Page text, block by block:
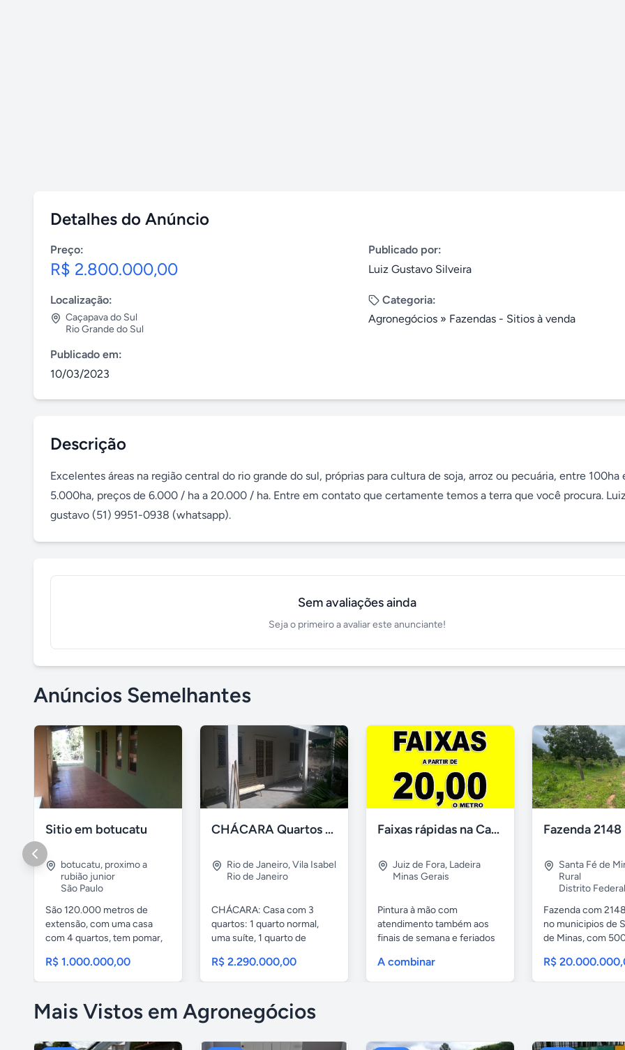
Detalhes do Anúncio
Preço:
R$ 2.800.000,00
Publicado por:
Luiz Gustavo Silveira
Localização:
Caçapava do Sul
Rio Grande do Sul
Categoria:
Agronegócios » Fazendas - Sitios à venda
Publicado em:
10/03/2023
Descrição
Excelentes áreas na região central do rio grande do sul, próprias para cultura de soja, arroz ou pecuária, entre 100ha
5.000ha, preços de 6.000 / ha a 20.000 / ha. Entre em contato que certamente temos a terra que você procura.
gustavo (51) 9951-0938 (whatsapp).
Sem avaliações ainda
Seja o primeiro a avaliar este anunciante!
Anúncios Semelhantes
Sitio em botucatu
botucatu, proximo a
rubião junior
São Paulo
São 120.000 metros de
extensão, com uma casa
com 4 quartos, tem pomar,
R$ 1.000.000,00
CHÁCARA Quartos Suíte Árvores Frutíferas, "É Ver e Comprar".
Rio de Janeiro,Vila Isabel
Rio de Janeiro
CHÁCARA: Casa com 3
quartos: 1 quarto normal,
uma suíte, 1 quarto de
R$ 2.290.000,00
Faixas rápidas na Casa das Faixas JF
Juiz de Fora, Ladeira
Minas Gerais
Pintura à mão com
atendimento também aos
finais de semana e feriados
A combinar
Santa Fé de
Rural
Distrito Federal
Fazenda com
no municipios de
de Minas, com
R$
Mais Vistos em Agronegócios